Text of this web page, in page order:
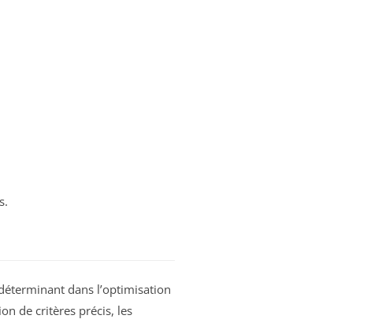
dans l’optimisation
de critères précis, les